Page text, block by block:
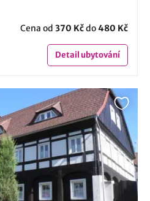
Cena od 370 Kčdo480 Kč
Detailubytování